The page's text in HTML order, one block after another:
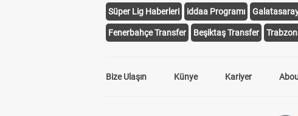
Süper Lig Haberleri iddaa Programı
Fenerbahçe Transfer Beşiktaş Transfer
Bize Ulaşın Künye Kariyer